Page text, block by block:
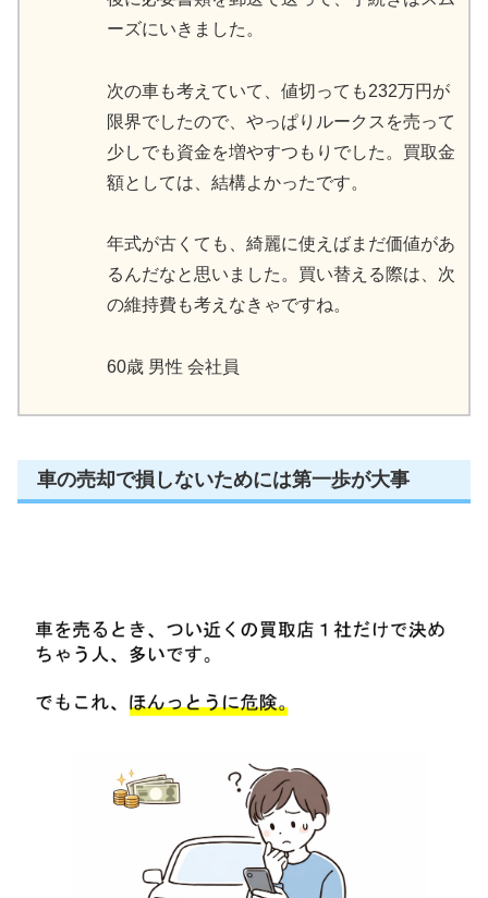
ーズにいきました。
次の車も考えていて、値切っても232万円が
限界でしたので、やっぱりルークスを売って
少しでも資金を増やすつもりでした。買取金
額としては、結構よかったです。
年式が古くても、綺麗に使えばまだ価値があ
るんだなと思いました。買い替える際は、次
の維持費も考えなきゃですね。
60歳 男性 会社員
車の売却で損しないためには第一歩が大事